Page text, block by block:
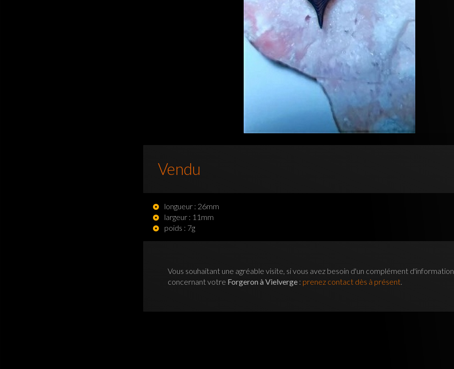
Vendu
longueur : 26mm
largeur : 11mm
poids : 7g
Vous souhaitant une agréable visite, si vous avez besoin d'un complément d'information
concernant votre Forgeron à Vielverge : prenez contact dès à présent.